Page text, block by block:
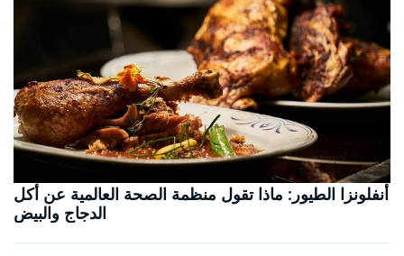
أنفلونزا الطيور: ماذا تقول منظمة الصحة العالمية عن أكل
الدجاج والبيض